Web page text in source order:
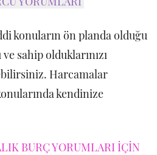
konuların ön planda olduğu
sahip olduklarınızı
Harcamalar
kendinize
BURÇ YORUMLARI İÇİN